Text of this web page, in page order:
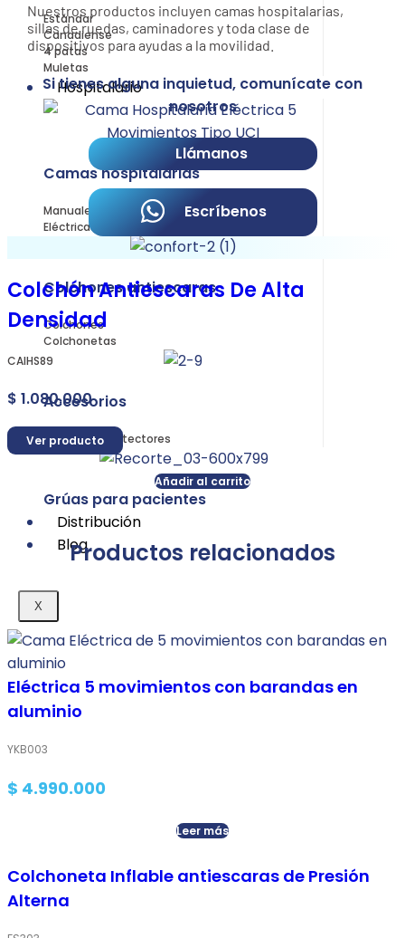
Estándar
Canadiense
4 patas
Muletas
Hospitalario
Camas hospitalarias
Manuales
Eléctricas
Colchones antiescaras
Colchones
Colchonetas
Accesorios
Sábanas y protectores
Grúas para pacientes
Distribución
Blog
X
Nuestros productos incluyen camas hospitalarias,
sillas de ruedas, caminadores y toda clase de
dispositivos para ayudas a la movilidad.
Si tienes alguna inquietud, comunícate con
nosotros
Llámanos
Escríbenos
Colchón Antiescaras De Alta
Densidad
CAIHS89
$ 1.080.000
Ver producto
Añadir al carrito
Productos relacionados
Eléctrica 5 movimientos con barandas en
aluminio
YKB003
$ 4.990.000
Leer más
Colchoneta Inflable antiescaras de Presión
Alterna